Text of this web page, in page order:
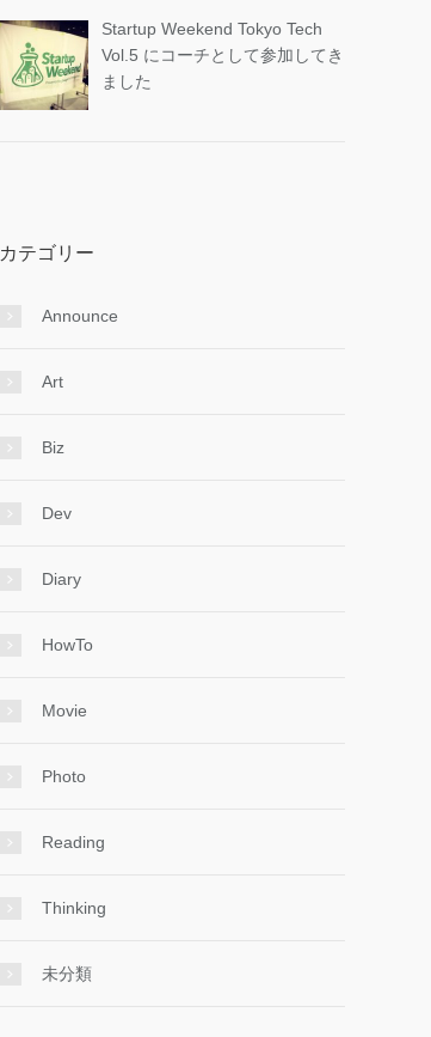
Startup Weekend Tokyo Tech
Vol.5 にコーチとして参加してき
ました
カテゴリー
Announce
Art
Biz
Dev
Diary
HowTo
Movie
Photo
Reading
Thinking
未分類